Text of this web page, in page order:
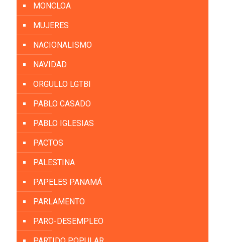
MONCLOA
MUJERES
NACIONALISMO
NAVIDAD
ORGULLO LGTBI
PABLO CASADO
PABLO IGLESIAS
PACTOS
PALESTINA
PAPELES PANAMÁ
PARLAMENTO
PARO-DESEMPLEO